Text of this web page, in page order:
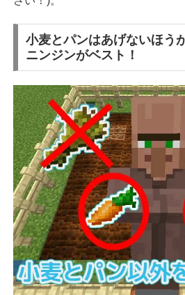
小麦とパンはあげないほう
ニンジンがベスト！